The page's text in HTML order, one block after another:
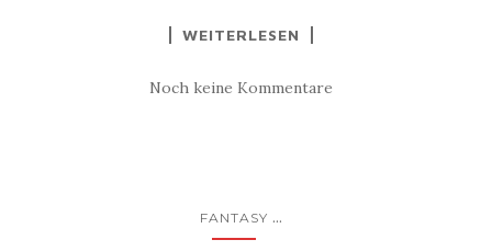
WEITERLESEN
Noch keine Kommentare
FANTASY ...